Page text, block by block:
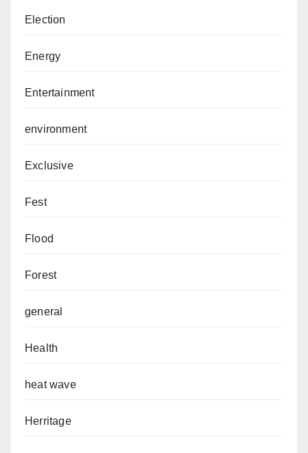
Election
Energy
Entertainment
environment
Exclusive
Fest
Flood
Forest
general
Health
heat wave
Herritage